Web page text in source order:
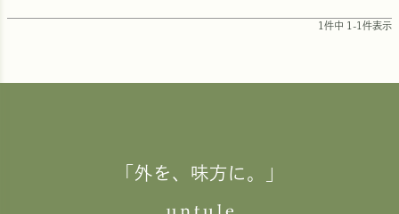
1 件中 1 -1 件表示
「外を、味方に。」